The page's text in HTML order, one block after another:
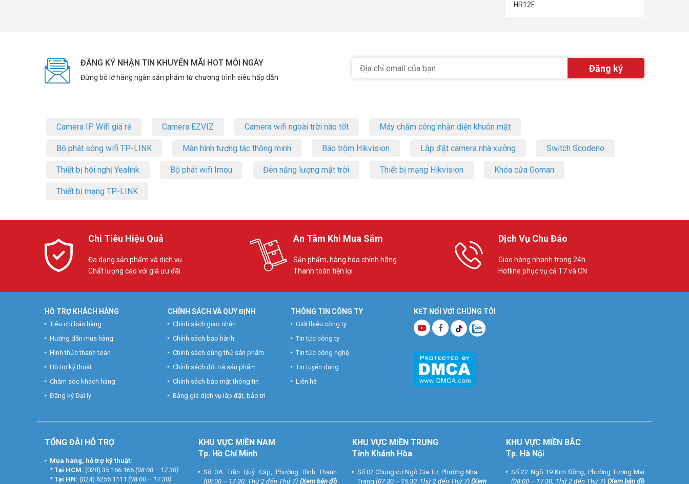
HR12F
ĐĂNG KÝ NHẬN TIN KHUYẾN MÃI HOT MỖI NGÀY
Đừng bỏ lỡ hàng ngàn sản phẩm từ chương trình siêu hấp dẫn
Camera IP Wifi giá rẻ Camera EZVIZ Camera wifi ngoài trời nào tốt Máy chấm công nhận diện khuôn mặt
Bộ phát sóng wifi TP-LINK Màn hình tương tác thông minh Báo trộm Hikvision Lắp đặt camera nhà xưởng Switch Scodeno
Thiết bị hội nghị Yealink Bộ phát wifi Imou Đèn năng lượng mặt trời Thiết bị mạng Hikvision Khóa cửa Goman
Thiết bị mạng TP-LINK
Chi Tiêu Hiệu Quả
Đa dạng sản phẩm và dịch vụ
Chất lượng cao với giá ưu đãi
An Tâm Khi Mua Sắm
Sản phẩm, hàng hóa chính hãng
Thanh toán tiện lợi
Dịch Vụ Chu Đáo
Giao hàng nhanh trong 24h
Hotline phục vụ cả T7 và CN
KẾT NỐI VỚI CHÚNG TÔI
HỖ TRỢ KHÁCH HÀNG
Tiêu chí bán hàng
Hướng dẫn mua hàng
Hình thức thanh toán
Hỗ trợ kỹ thuật
Chăm sóc khách hàng
Đăng ký Đại lý
CHÍNH SÁCH VÀ QUY ĐỊNH
Chính sách giao nhận
Chính sách bảo hành
Chính sách dùng thử sản phẩm
Chính sách đổi trả sản phẩm
Chính sách bảo mật thông tin
Bảng giá dịch vụ lắp đặt, bảo trì
THÔNG TIN CÔNG TY
Giới thiệu công ty
Tin tức công ty
Tin tức công nghệ
Tin tuyển dụng
Liên hệ
TỔNG ĐÀI HỖ TRỢ
Mua hàng, hỗ trợ kỹ thuật:
* Tại HCM: (028) 35 166 166 (08:00 – 17:30)
* Tại HN: (024) 6256 1111 (08:00 – 17:30)
KHU VỰC MIỀN NAM
Tp. Hồ Chí Minh
Số 3A Trần Quý Cáp, Phường Bình Thạnh
(08:00 – 17:30, Thứ 2 đến Thứ 7) (Xem bản đồ
KHU VỰC MIỀN TRUNG
Tỉnh Khánh Hòa
Số 02 Chung cư Ngô Gia Tự, Phường Nha
Trang (07:30 – 15:30, Thứ 2 đến Thứ 7) (Xem
KHU VỰC MIỀN BẮC
Tp. Hà Nội
Số 22 Ngõ 19 Kim Đồng, Phường Tương Mai
(08:00 – 17:30, Thứ 2 đến Thứ 7) (Xem bản đồ